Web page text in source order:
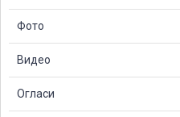
Фото
Видео
Огласи